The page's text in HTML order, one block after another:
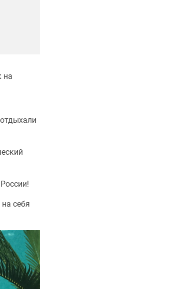
на
себя